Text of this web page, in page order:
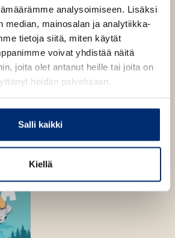
analysoimiseen. Lisäksi
median, mainosalan ja analytiikka-
tietoja siitä, miten käytät
voivat yhdistää näitä
joita olet antanut heille tai joita on
heidän palvelujaan.
Salli kaikki
Kiellä